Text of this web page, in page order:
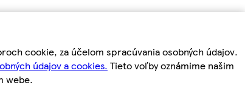
cookie, za účelom spracúvania osobných údajov.
údajov a cookies. Tieto voľby oznámime našim
webe.